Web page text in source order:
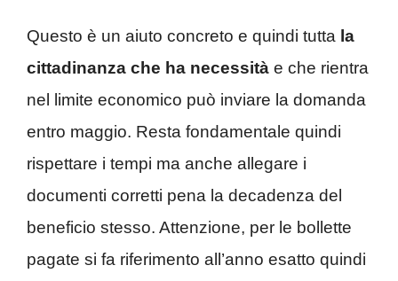
Questo è un aiuto concreto e quindi tutta la
cittadinanza che ha necessità e che rientra
nel limite economico può inviare la domanda
entro maggio. Resta fondamentale quindi
rispettare i tempi ma anche allegare i
documenti corretti pena la decadenza del
beneficio stesso. Attenzione, per le bollette
pagate si fa riferimento all’anno esatto quindi